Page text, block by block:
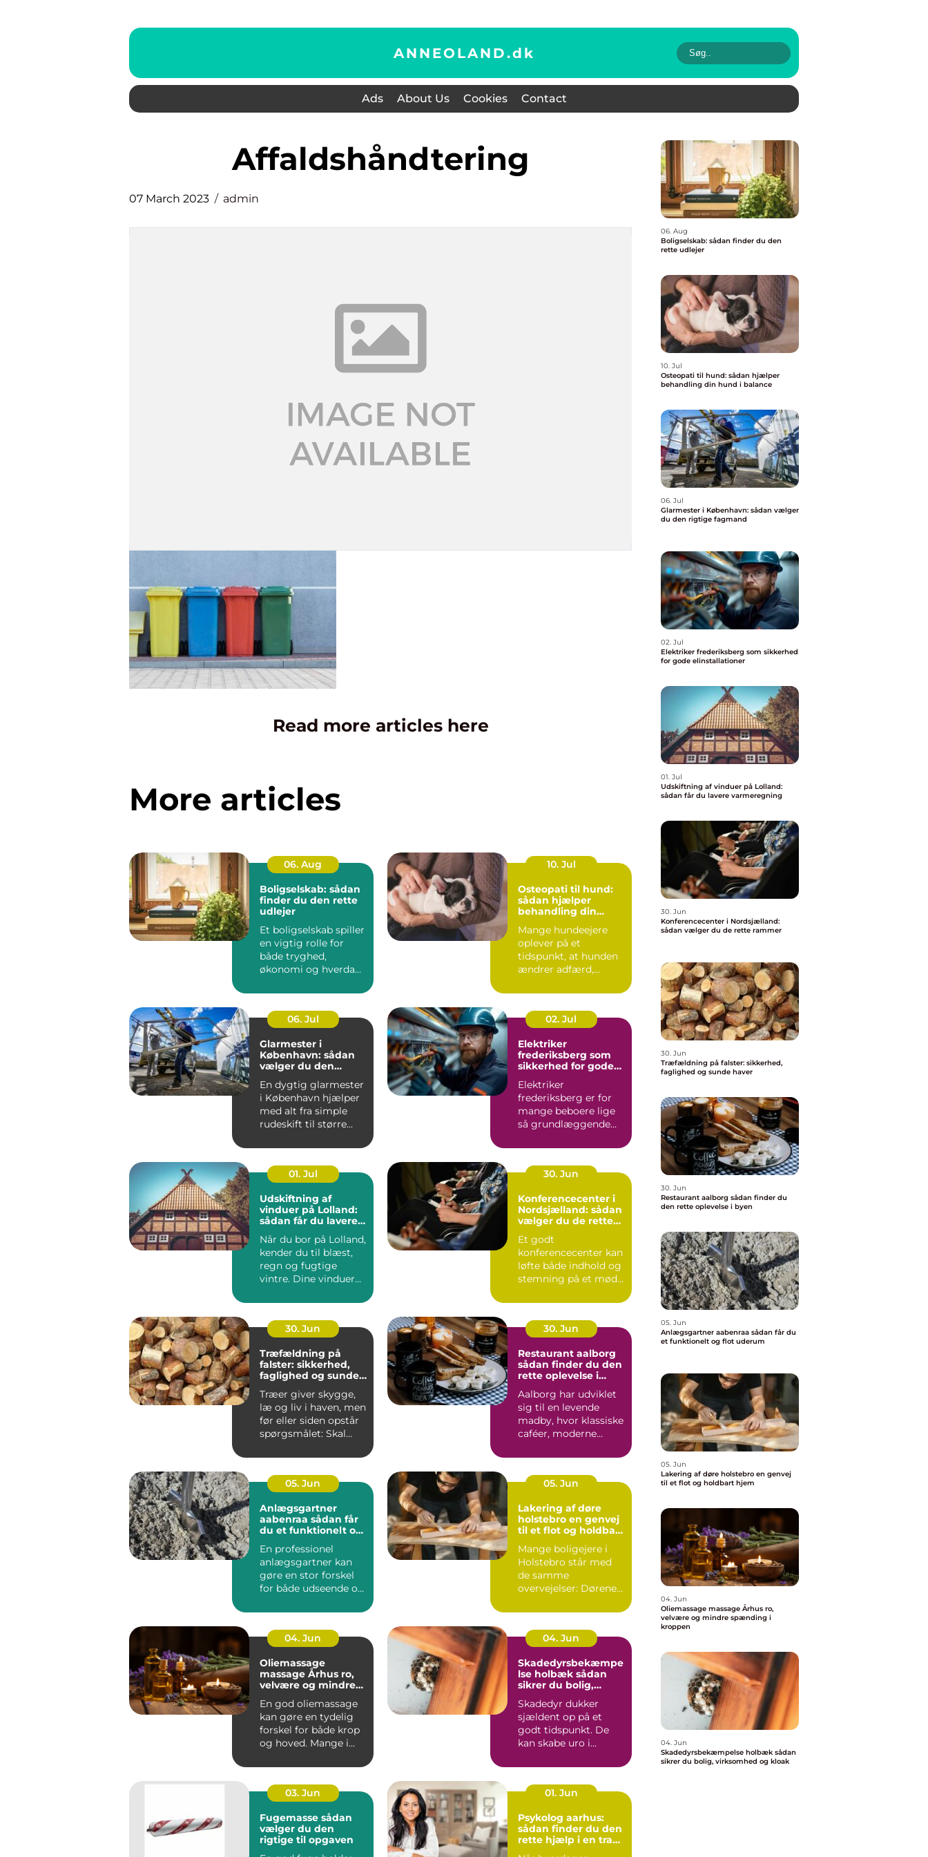
ANNEOLAND.dk
Ads About Us Cookies Contact
affaldshåndtering
07 March 2023 admin
Read more articles here
More articles
06. Aug
Boligselskab: sådan
finder du den rette
udlejer
Et boligselskab spiller
en vigtig rolle for
både tryghed,
økonomi og hverdag,
10. Jul
Osteopati til hund:
sådan hjælper
behandling din
Mange hundeejere
oplever på et
tidspunkt, at hunden
ændrer adfærd,
06. Jul
Glarmester i
København: sådan
vælger du den
En dygtig glarmester
i København hjælper
med alt fra simple
rudeskift til større...
02. Jul
Elektriker
frederiksberg som
sikkerhed for gode
Elektriker
frederiksberg er for
mange beboere lige
så grundlæggende
varmekilder og...
01. Jul
Udskiftning af
vinduer på Lolland:
sådan får du lavere
Når du bor på Lolland,
kender du til blæst,
regn og fugtige
vintre. Dine vinduer
30. Jun
Konferencecenter i
Nordsjælland: sådan
vælger du de rette
Et godt
konferencecenter kan
løfte både indhold og
stemning på et møde.
30. Jun
Træfældning på
falster: sikkerhed,
faglighed og sunde
Træer giver skygge,
læ og liv i haven, men
før eller siden opstår
spørgsmålet: Skal
30. Jun
Restaurant aalborg
sådan finder du den
rette oplevelse i
Aalborg har udviklet
sig til en levende
madby, hvor klassiske
caféer, moderne
specialise...
05. Jun
Anlægsgartner
aabenraa sådan får
du et funktionelt og
En professionel
anlægsgartner kan
gøre en stor forskel
for både udseende og
Mange ...
05. Jun
Lakering af døre
holstebro en genvej
til et flot og holdbart
Mange boligejere i
Holstebro står med
de samme
overvejelser: Dørene
umoderne, o...
04. Jun
Oliemassage
massage Århus ro,
velvære og mindre
En god oliemassage
kan gøre en tydelig
forskel for både krop
og hoved. Mange i
massage ...
04. Jun
Skadedyrsbekæmpe
lse holbæk sådan
sikrer du bolig,
Skadedyr dukker
sjældent op på et
godt tidspunkt. De
kan skabe uro i
skader på ...
03. Jun
Fugemasse sådan
vælger du den
rigtige til opgaven
01. Jun
Psykolog aarhus:
sådan finder du den
rette hjælp i en travl
06. Aug
Boligselskab: sådan finder du den
rette udlejer
10. Jul
Osteopati til hund: sådan hjælper
behandling din hund i balance
06. Jul
Glarmester i København: sådan vælger
du den rigtige fagmand
02. Jul
Elektriker frederiksberg som sikkerhed
for gode elinstallationer
01. Jul
Udskiftning af vinduer på Lolland:
sådan får du lavere varmeregning
30. Jun
Konferencecenter i Nordsjælland:
sådan vælger du de rette rammer
30. Jun
Træfældning på falster: sikkerhed,
faglighed og sunde haver
30. Jun
Restaurant aalborg sådan finder du
den rette oplevelse i byen
05. Jun
Anlægsgartner aabenraa sådan får du
et funktionelt og flot uderum
05. Jun
Lakering af døre holstebro en genvej
til et flot og holdbart hjem
04. Jun
Oliemassage massage Århus ro,
velvære og mindre spænding i
kroppen
04. Jun
Skadedyrsbekæmpelse holbæk sådan
sikrer du bolig, virksomhed og kloak